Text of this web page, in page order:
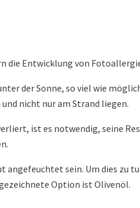
die Entwicklung von
der Sonne, so viel wie
nicht nur am Strand liegen.
ist es notwendig, seine
angefeuchtet sein. Um dies zu
Option ist Olivenöl.